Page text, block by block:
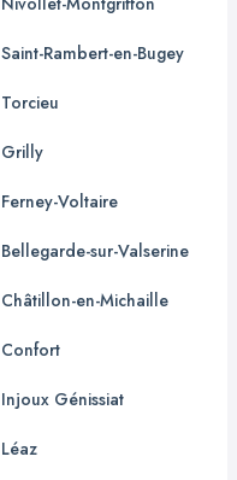
Saint-Rambert-en-Bugey
Torcieu
Grilly
Ferney-Voltaire
Bellegarde-sur-Valserine
Châtillon-en-Michaille
Confort
Injoux Génissiat
Léaz